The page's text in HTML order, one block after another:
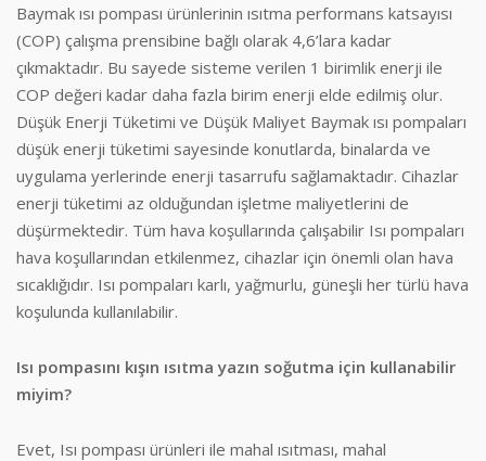
Baymak ısı pompası ürünlerinin ısıtma performans katsayısı
(COP) çalışma prensibine bağlı olarak 4,6’lara kadar
çıkmaktadır. Bu sayede sisteme verilen 1 birimlik enerji ile
COP değeri kadar daha fazla birim enerji elde edilmiş olur.
Düşük Enerji Tüketimi ve Düşük Maliyet Baymak ısı pompaları
düşük enerji tüketimi sayesinde konutlarda, binalarda ve
uygulama yerlerinde enerji tasarrufu sağlamaktadır. Cihazlar
enerji tüketimi az olduğundan işletme maliyetlerini de
düşürmektedir. Tüm hava koşullarında çalışabilir Isı pompaları
hava koşullarından etkilenmez, cihazlar için önemli olan hava
sıcaklığıdır. Isı pompaları karlı, yağmurlu, güneşli her türlü hava
koşulunda kullanılabilir.
Isı pompasını kışın ısıtma yazın soğutma için kullanabilir
miyim?
Evet, Isı pompası ürünleri ile mahal ısıtması, mahal